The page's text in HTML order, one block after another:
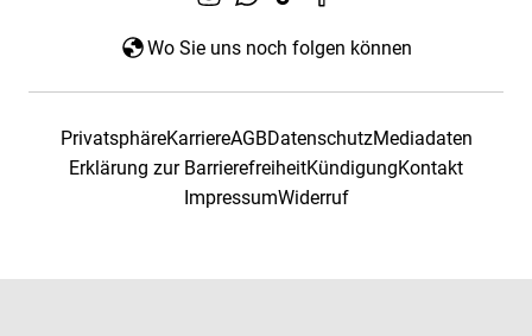
Wo Sie uns noch folgen können
PrivatsphäreKarriereAGBDatenschutzMediadaten
Erklärung zur BarrierefreiheitKündigungKontakt
ImpressumWiderruf